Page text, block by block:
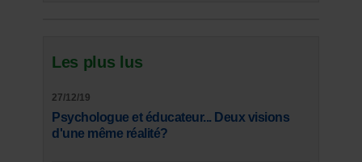
Les plus lus
27/12/19
Psychologue et éducateur... Deux visions
d'une même réalité?